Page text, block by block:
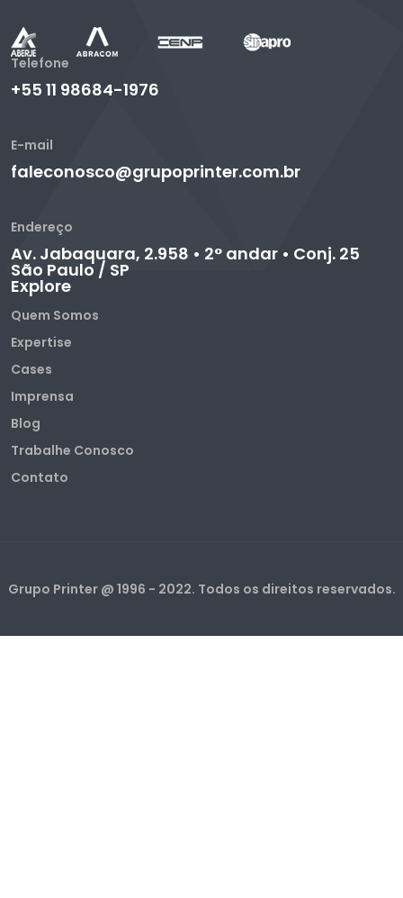
Telefone
+55 11 98684-1976
E-mail
faleconosco@grupoprinter.com.br
Endereço
Av. Jabaquara, 2.958 • 2° andar • Conj. 25
São Paulo / SP
Explore
Quem Somos
Expertise
Cases
Imprensa
Blog
Trabalhe Conosco
Contato
Grupo Printer @ 1996 - 2022. Todos os direitos reservados.